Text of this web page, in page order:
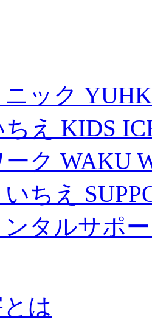
ック
え KIDS
ク WAKU
ちえ
タルサポ
は